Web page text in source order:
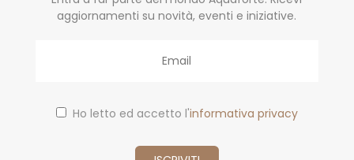
aggiornamenti su novità, eventi e iniziative.
Ho letto ed accetto l'informativa privacy